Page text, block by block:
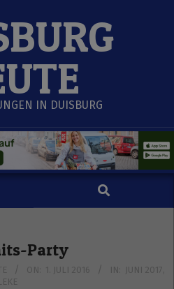
IN DUISBURG
Search
Party
ON: 1. JULI 2016 IN: JUNI 2017